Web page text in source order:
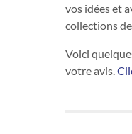
vos idées et
collections
Voici
votre avis.